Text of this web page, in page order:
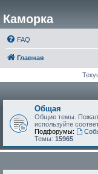
Каморка
FAQ
Главная
Общая
Общие темы.
используйте
Подфорумы:
Темы: 15965